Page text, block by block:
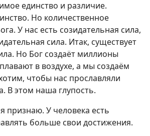
единство и различие.
Но количественное
У нас есть созидательная сила,
сила. Итак, существует
Но Бог создаёт миллионы
в воздухе, а мы создаём
чтобы нас прославляли
В этом наша глупость.
признаю. У человека есть
больше свои достижения.